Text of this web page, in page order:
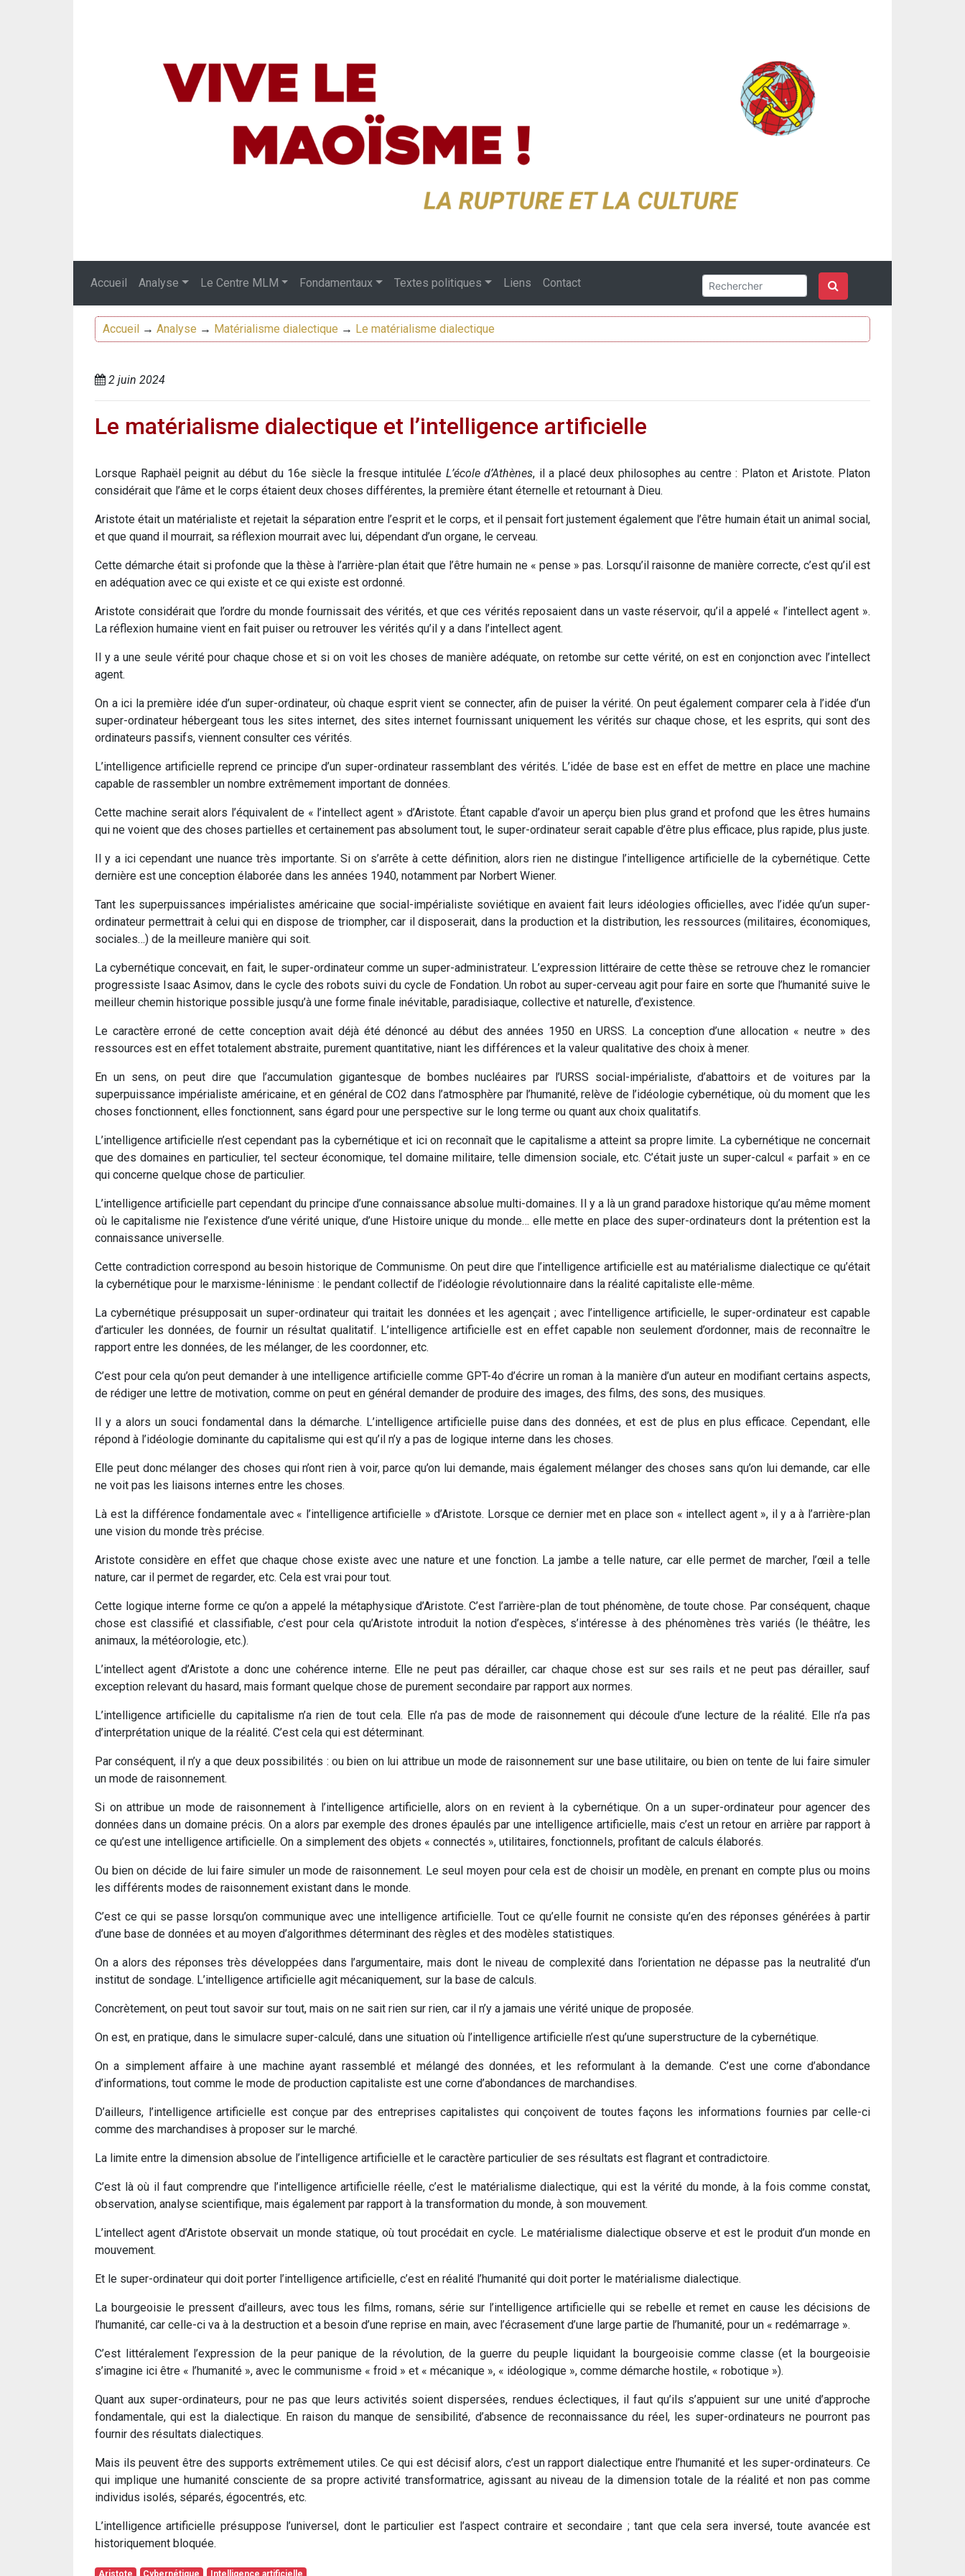
Accueil Analyse Le Centre MLM Fondamentaux Textes politiques Liens Contact
Accueil → Analyse → Matérialisme dialectique → Le matérialisme dialectique
2 juin 2024
Le matérialisme dialectique et l’intelligence artificielle
Lorsque Raphaël peignit au début du 16e siècle la fresque intitulée L’école d’Athènes, il a placé deux philosophes au centre : Platon et Aristote. Platon
considérait que l’âme et le corps étaient deux choses différentes, la première étant éternelle et retournant à Dieu.
Aristote était un matérialiste et rejetait la séparation entre l’esprit et le corps, et il pensait fort justement également que l’être humain était un animal social,
et que quand il mourrait, sa réflexion mourrait avec lui, dépendant d’un organe, le cerveau.
Cette démarche était si profonde que la thèse à l’arrière-plan était que l’être humain ne « pense » pas. Lorsqu’il raisonne de manière correcte, c’est qu’il est
en adéquation avec ce qui existe et ce qui existe est ordonné.
Aristote considérait que l’ordre du monde fournissait des vérités, et que ces vérités reposaient dans un vaste réservoir, qu’il a appelé « l’intellect agent ».
La réflexion humaine vient en fait puiser ou retrouver les vérités qu’il y a dans l’intellect agent.
Il y a une seule vérité pour chaque chose et si on voit les choses de manière adéquate, on retombe sur cette vérité, on est en conjonction avec l’intellect
agent.
On a ici la première idée d’un super-ordinateur, où chaque esprit vient se connecter, afin de puiser la vérité. On peut également comparer cela à l’idée d’un
super-ordinateur hébergeant tous les sites internet, des sites internet fournissant uniquement les vérités sur chaque chose, et les esprits, qui sont des
ordinateurs passifs, viennent consulter ces vérités.
L’intelligence artificielle reprend ce principe d’un super-ordinateur rassemblant des vérités. L’idée de base est en effet de mettre en place une machine
capable de rassembler un nombre extrêmement important de données.
Cette machine serait alors l’équivalent de « l’intellect agent » d’Aristote. Étant capable d’avoir un aperçu bien plus grand et profond que les êtres humains
qui ne voient que des choses partielles et certainement pas absolument tout, le super-ordinateur serait capable d’être plus efficace, plus rapide, plus juste.
Il y a ici cependant une nuance très importante. Si on s’arrête à cette définition, alors rien ne distingue l’intelligence artificielle de la cybernétique. Cette
dernière est une conception élaborée dans les années 1940, notamment par Norbert Wiener.
Tant les superpuissances impérialistes américaine que social-impérialiste soviétique en avaient fait leurs idéologies officielles, avec l’idée qu’un super-
ordinateur permettrait à celui qui en dispose de triompher, car il disposerait, dans la production et la distribution, les ressources (militaires, économiques,
sociales…) de la meilleure manière qui soit.
La cybernétique concevait, en fait, le super-ordinateur comme un super-administrateur. L’expression littéraire de cette thèse se retrouve chez le romancier
progressiste Isaac Asimov, dans le cycle des robots suivi du cycle de Fondation. Un robot au super-cerveau agit pour faire en sorte que l’humanité suive le
meilleur chemin historique possible jusqu’à une forme finale inévitable, paradisiaque, collective et naturelle, d’existence.
Le caractère erroné de cette conception avait déjà été dénoncé au début des années 1950 en URSS. La conception d’une allocation « neutre » des
ressources est en effet totalement abstraite, purement quantitative, niant les différences et la valeur qualitative des choix à mener.
En un sens, on peut dire que l’accumulation gigantesque de bombes nucléaires par l’URSS social-impérialiste, d’abattoirs et de voitures par la
superpuissance impérialiste américaine, et en général de CO2 dans l’atmosphère par l’humanité, relève de l’idéologie cybernétique, où du moment que les
choses fonctionnent, elles fonctionnent, sans égard pour une perspective sur le long terme ou quant aux choix qualitatifs.
L’intelligence artificielle n’est cependant pas la cybernétique et ici on reconnaît que le capitalisme a atteint sa propre limite. La cybernétique ne concernait
que des domaines en particulier, tel secteur économique, tel domaine militaire, telle dimension sociale, etc. C’était juste un super-calcul « parfait » en ce
qui concerne quelque chose de particulier.
L’intelligence artificielle part cependant du principe d’une connaissance absolue multi-domaines. Il y a là un grand paradoxe historique qu’au même moment
où le capitalisme nie l’existence d’une vérité unique, d’une Histoire unique du monde… elle mette en place des super-ordinateurs dont la prétention est la
connaissance universelle.
Cette contradiction correspond au besoin historique de Communisme. On peut dire que l’intelligence artificielle est au matérialisme dialectique ce qu’était
la cybernétique pour le marxisme-léninisme : le pendant collectif de l’idéologie révolutionnaire dans la réalité capitaliste elle-même.
La cybernétique présupposait un super-ordinateur qui traitait les données et les agençait ; avec l’intelligence artificielle, le super-ordinateur est capable
d’articuler les données, de fournir un résultat qualitatif. L’intelligence artificielle est en effet capable non seulement d’ordonner, mais de reconnaître le
rapport entre les données, de les mélanger, de les coordonner, etc.
C’est pour cela qu’on peut demander à une intelligence artificielle comme GPT-4o d’écrire un roman à la manière d’un auteur en modifiant certains aspects,
de rédiger une lettre de motivation, comme on peut en général demander de produire des images, des films, des sons, des musiques.
Il y a alors un souci fondamental dans la démarche. L’intelligence artificielle puise dans des données, et est de plus en plus efficace. Cependant, elle
répond à l’idéologie dominante du capitalisme qui est qu’il n’y a pas de logique interne dans les choses.
Elle peut donc mélanger des choses qui n’ont rien à voir, parce qu’on lui demande, mais également mélanger des choses sans qu’on lui demande, car elle
ne voit pas les liaisons internes entre les choses.
Là est la différence fondamentale avec « l’intelligence artificielle » d’Aristote. Lorsque ce dernier met en place son « intellect agent », il y a à l’arrière-plan
une vision du monde très précise.
Aristote considère en effet que chaque chose existe avec une nature et une fonction. La jambe a telle nature, car elle permet de marcher, l’œil a telle
nature, car il permet de regarder, etc. Cela est vrai pour tout.
Cette logique interne forme ce qu’on a appelé la métaphysique d’Aristote. C’est l’arrière-plan de tout phénomène, de toute chose. Par conséquent, chaque
chose est classifié et classifiable, c’est pour cela qu’Aristote introduit la notion d’espèces, s’intéresse à des phénomènes très variés (le théâtre, les
animaux, la météorologie, etc.).
L’intellect agent d’Aristote a donc une cohérence interne. Elle ne peut pas dérailler, car chaque chose est sur ses rails et ne peut pas dérailler, sauf
exception relevant du hasard, mais formant quelque chose de purement secondaire par rapport aux normes.
L’intelligence artificielle du capitalisme n’a rien de tout cela. Elle n’a pas de mode de raisonnement qui découle d’une lecture de la réalité. Elle n’a pas
d’interprétation unique de la réalité. C’est cela qui est déterminant.
Par conséquent, il n’y a que deux possibilités : ou bien on lui attribue un mode de raisonnement sur une base utilitaire, ou bien on tente de lui faire simuler
un mode de raisonnement.
Si on attribue un mode de raisonnement à l’intelligence artificielle, alors on en revient à la cybernétique. On a un super-ordinateur pour agencer des
données dans un domaine précis. On a alors par exemple des drones épaulés par une intelligence artificielle, mais c’est un retour en arrière par rapport à
ce qu’est une intelligence artificielle. On a simplement des objets « connectés », utilitaires, fonctionnels, profitant de calculs élaborés.
Ou bien on décide de lui faire simuler un mode de raisonnement. Le seul moyen pour cela est de choisir un modèle, en prenant en compte plus ou moins
les différents modes de raisonnement existant dans le monde.
C’est ce qui se passe lorsqu’on communique avec une intelligence artificielle. Tout ce qu’elle fournit ne consiste qu’en des réponses générées à partir
d’une base de données et au moyen d’algorithmes déterminant des règles et des modèles statistiques.
On a alors des réponses très développées dans l’argumentaire, mais dont le niveau de complexité dans l’orientation ne dépasse pas la neutralité d’un
institut de sondage. L’intelligence artificielle agit mécaniquement, sur la base de calculs.
Concrètement, on peut tout savoir sur tout, mais on ne sait rien sur rien, car il n’y a jamais une vérité unique de proposée.
On est, en pratique, dans le simulacre super-calculé, dans une situation où l’intelligence artificielle n’est qu’une superstructure de la cybernétique.
On a simplement affaire à une machine ayant rassemblé et mélangé des données, et les reformulant à la demande. C’est une corne d’abondance
d’informations, tout comme le mode de production capitaliste est une corne d’abondances de marchandises.
D’ailleurs, l’intelligence artificielle est conçue par des entreprises capitalistes qui conçoivent de toutes façons les informations fournies par celle-ci
comme des marchandises à proposer sur le marché.
La limite entre la dimension absolue de l’intelligence artificielle et le caractère particulier de ses résultats est flagrant et contradictoire.
C’est là où il faut comprendre que l’intelligence artificielle réelle, c’est le matérialisme dialectique, qui est la vérité du monde, à la fois comme constat,
observation, analyse scientifique, mais également par rapport à la transformation du monde, à son mouvement.
L’intellect agent d’Aristote observait un monde statique, où tout procédait en cycle. Le matérialisme dialectique observe et est le produit d’un monde en
mouvement.
Et le super-ordinateur qui doit porter l’intelligence artificielle, c’est en réalité l’humanité qui doit porter le matérialisme dialectique.
La bourgeoisie le pressent d’ailleurs, avec tous les films, romans, série sur l’intelligence artificielle qui se rebelle et remet en cause les décisions de
l’humanité, car celle-ci va à la destruction et a besoin d’une reprise en main, avec l’écrasement d’une large partie de l’humanité, pour un « redémarrage ».
C’est littéralement l’expression de la peur panique de la révolution, de la guerre du peuple liquidant la bourgeoisie comme classe (et la bourgeoisie
s’imagine ici être « l’humanité », avec le communisme « froid » et « mécanique », « idéologique », comme démarche hostile, « robotique »).
Quant aux super-ordinateurs, pour ne pas que leurs activités soient dispersées, rendues éclectiques, il faut qu’ils s’appuient sur une unité d’approche
fondamentale, qui est la dialectique. En raison du manque de sensibilité, d’absence de reconnaissance du réel, les super-ordinateurs ne pourront pas
fournir des résultats dialectiques.
Mais ils peuvent être des supports extrêmement utiles. Ce qui est décisif alors, c’est un rapport dialectique entre l’humanité et les super-ordinateurs. Ce
qui implique une humanité consciente de sa propre activité transformatrice, agissant au niveau de la dimension totale de la réalité et non pas comme
individus isolés, séparés, égocentrés, etc.
L’intelligence artificielle présuppose l’universel, dont le particulier est l’aspect contraire et secondaire ; tant que cela sera inversé, toute avancée est
historiquement bloquée.
Aristote Cybernétique Intelligence artificielle